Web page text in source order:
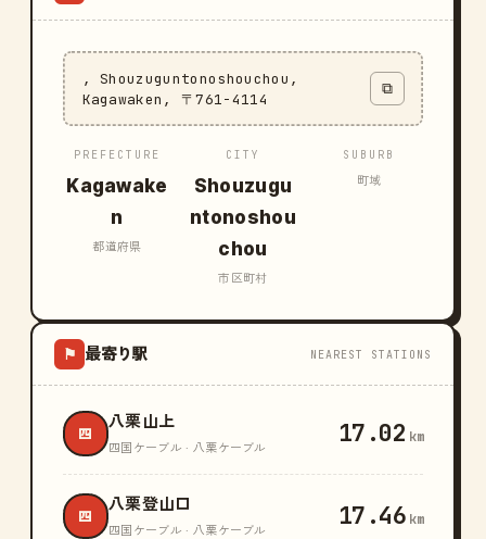
, Shouzuguntonoshouchou,
Kagawaken, 〒761-4114
⧉
PREFECTURE
Kagawake
n
都道府県
CITY
Shouzugu
ntonoshou
chou
市区町村
SUBURB
町域
⚑ 最寄り駅 NEAREST STATIONS
四
八栗山上
四国ケーブル · 八栗ケーブル 17.02 km
四
八栗登山口
四国ケーブル · 八栗ケーブル 17.46 km